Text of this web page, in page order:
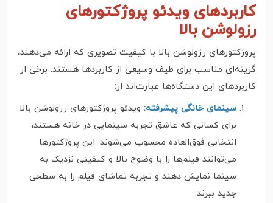
کاربردهای ویدئو پروژکتورهای
رزولوشن بالا
پروژکتورهای رزولوشن بالا با کیفیت تصویری که ارائه می‌دهند،
گزینه‌ای مناسب برای طیف وسیعی از کاربردها هستند. برخی از
کاربردهای این دستگاه‌ها عبارت‌اند از:
سینمای خانگی پیشرفته: ویدئو پروژکتورهای رزولوشن بالا
برای کسانی که عاشق تجربه سینمایی در خانه هستند،
انتخابی فوق‌العاده محسوب می‌شوند. این پروژکتورها
می‌توانند فیلم‌ها را با وضوح بالا و کیفیتی نزدیک به
سینما نمایش دهند و تجربه تماشای فیلم را به سطحی
جدید ببرند.